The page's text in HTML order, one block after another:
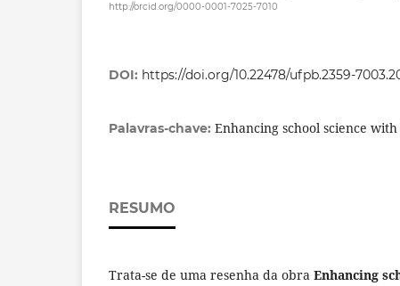
http://orcid.org/0000-0001-7025-7010
DOI: https://doi.org/10.22478/ufpb.2359-
Palavras-chave: Enhancing school science
RESUMO
Trata-se de uma resenha da obra Enhancing